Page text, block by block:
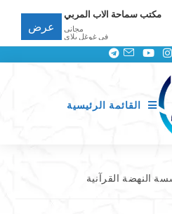
القائمة الرئيسية
النهضة القرآنية
مكتب سماحة الاب المربي
مجانى
في غوغل بلاي
عرض